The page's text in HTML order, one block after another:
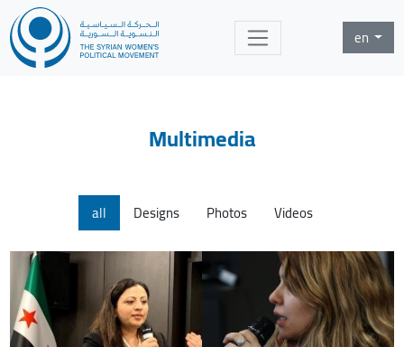
en
Multimedia
all Designs Photos Videos